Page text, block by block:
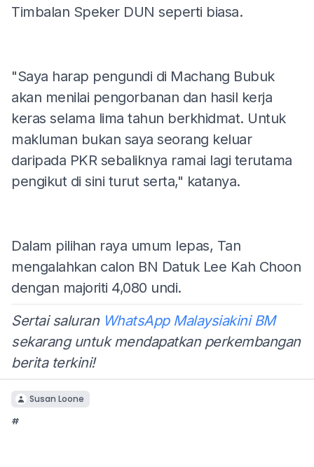
Timbalan Speker DUN seperti biasa.
"Saya harap pengundi di Machang Bubuk
akan menilai pengorbanan dan hasil kerja
keras selama lima tahun berkhidmat. Untuk
makluman bukan saya seorang keluar
daripada PKR sebaliknya ramai lagi terutama
pengikut di sini turut serta," katanya.
Dalam pilihan raya umum lepas, Tan
mengalahkan calon BN Datuk Lee Kah Choon
dengan majoriti 4,080 undi.
Sertai saluran WhatsApp Malaysiakini BM
sekarang untuk mendapatkan perkembangan
berita terkini!
Susan Loone
#